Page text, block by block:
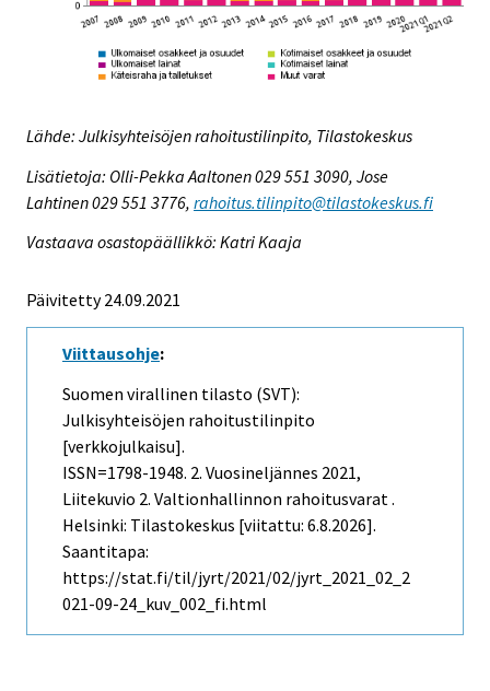
Lähde: Julkisyhteisöjen rahoitustilinpito, Tilastokeskus
Lisätietoja: Olli-Pekka Aaltonen 029 551 3090, Jose
Lahtinen 029 551 3776, rahoitus.tilinpito@tilastokeskus.fi
Vastaava osastopäällikkö: Katri Kaaja
Päivitetty 24.09.2021
Viittausohje:
Suomen virallinen tilasto (SVT):
Julkisyhteisöjen rahoitustilinpito
[verkkojulkaisu].
ISSN=1798-1948. 2. Vuosineljännes 2021,
Liitekuvio 2. Valtionhallinnon rahoitusvarat .
Helsinki: Tilastokeskus [viitattu: 6.8.2026].
Saantitapa:
https://stat.fi/til/jyrt/2021/02/jyrt_2021_02_2
021-09-24_kuv_002_fi.html